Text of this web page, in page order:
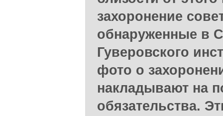
захоронение
обнаруженные в
Гуверовского
фото о
накладывают на
обязательства.